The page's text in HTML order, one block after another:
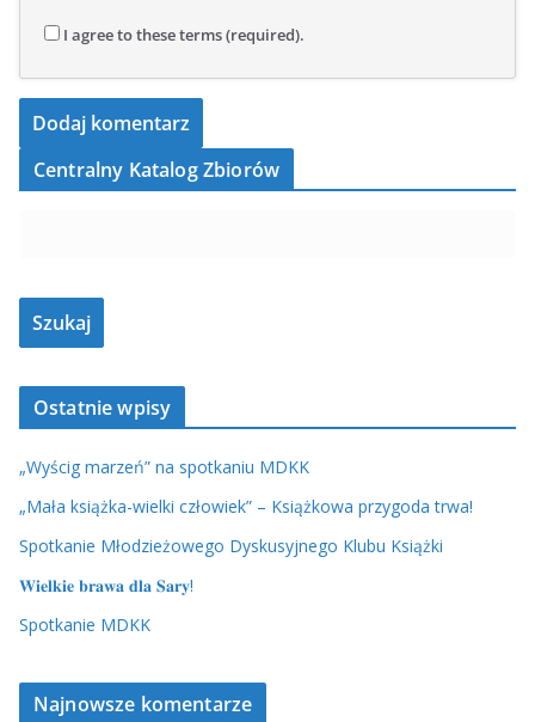
I agree to these terms (required).
Centralny Katalog Zbiorów
Ostatnie wpisy
„Wyścig marzeń” na spotkaniu MDKK
„Mała książka-wielki człowiek” – Książkowa przygoda trwa!
Spotkanie Młodzieżowego Dyskusyjnego Klubu Książki
𝐖𝐢𝐞𝐥𝐤𝐢𝐞 𝐛𝐫𝐚𝐰𝐚 𝐝𝐥𝐚 𝐒𝐚𝐫𝐲!
Spotkanie MDKK
Najnowsze komentarze